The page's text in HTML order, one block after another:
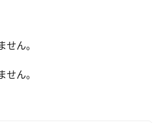
・PR支援
ん。
ん。